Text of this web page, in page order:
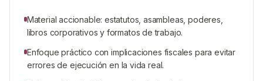
Material accionable: estatutos, asambleas, poderes,
libros corporativos y formatos de trabajo.
Enfoque práctico con implicaciones fiscales para evitar
errores de ejecución en la vida real.